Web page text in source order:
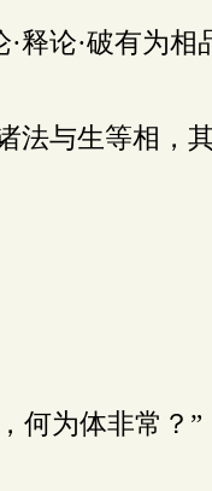
·释论·破有为相
法与生等相，
何为体非常？”